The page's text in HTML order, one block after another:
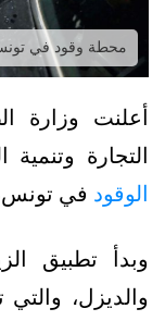
محطة وقود في
أعلنت وزارة
التجارة
الوقود في تونس،
وبدأ تطبيق